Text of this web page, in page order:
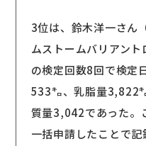
3位は、鈴木洋一さん
ムストームバリアン
の検定回数8回で検定
533㌔、乳脂量3,822
質量3,042であった。
一括申請したことで